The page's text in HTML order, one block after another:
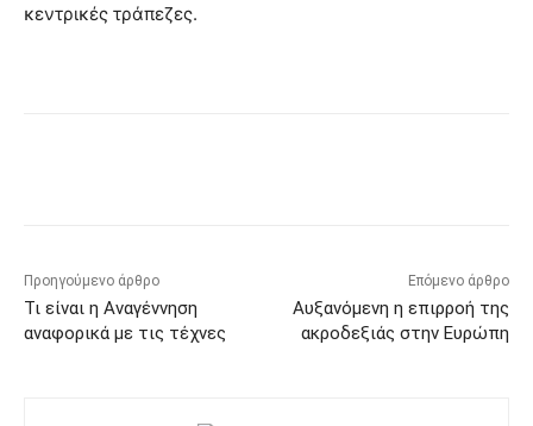
κεντρικές τράπεζες.
Προηγούμενο άρθρο
Τι είναι η Αναγέννηση
αναφορικά με τις τέχνες
Επόμενο άρθρο
Αυξανόμενη η επιρροή της
ακροδεξιάς στην Ευρώπη